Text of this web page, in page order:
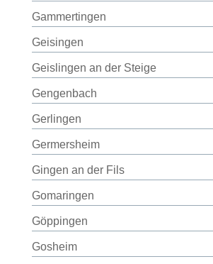
Gammertingen
Geisingen
Geislingen an der Steige
Gengenbach
Gerlingen
Germersheim
Gingen an der Fils
Gomaringen
Göppingen
Gosheim